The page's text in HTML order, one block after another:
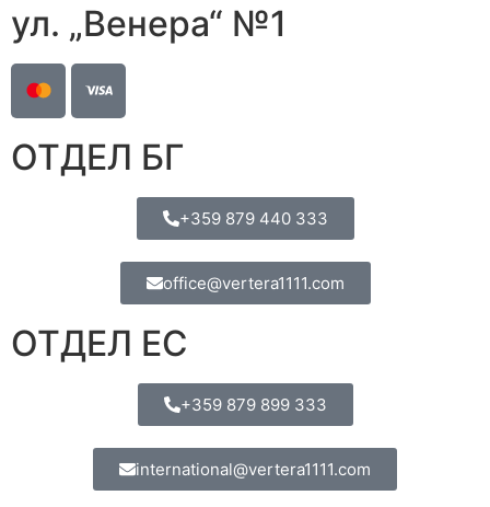
ул. „Венера“ №1
ОТДЕЛ БГ
+359 879 440 333
office@vertera1111.com
ОТДЕЛ ЕС
+359 879 899 333
international@vertera1111.com